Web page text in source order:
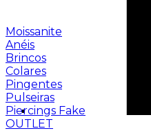
Moissanite
Anéis
Brincos
Colares
Pingentes
Pulseiras
Piercings Fake
OUTLET